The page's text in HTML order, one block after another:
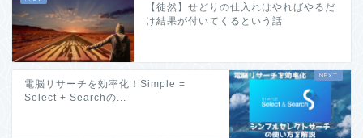
【徒然】せどりの仕入れはやればやるだ
け結果が付いてくるという話
電脳リサーチを効率化！Simple =
Select + Searchの...